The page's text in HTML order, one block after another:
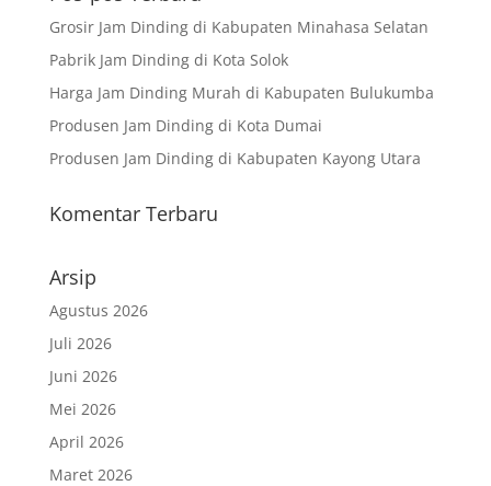
Grosir Jam Dinding di Kabupaten Minahasa Selatan
Pabrik Jam Dinding di Kota Solok
Harga Jam Dinding Murah di Kabupaten Bulukumba
Produsen Jam Dinding di Kota Dumai
Produsen Jam Dinding di Kabupaten Kayong Utara
Komentar Terbaru
Arsip
Agustus 2026
Juli 2026
Juni 2026
Mei 2026
April 2026
Maret 2026